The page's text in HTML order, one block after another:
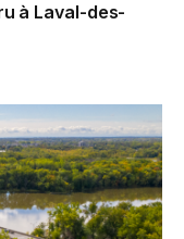
à Laval-des-